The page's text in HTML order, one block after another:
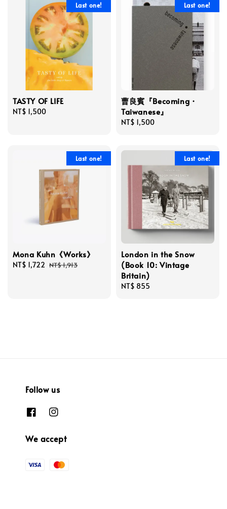
Last one!
TASTY OF LIFE
Regular
NT$ 1,500
Last one!
曹良賓『Becoming・
Taiwanese』
Regular
NT$ 1,500
Last one!
Mona Kuhn《Works》
Sale
NT$ 1,722 Regular
NT$ 1,913
Last one!
London in the Snow
(Book 10: Vintage
Britain)
Regular
NT$ 855
Follow us
We accept